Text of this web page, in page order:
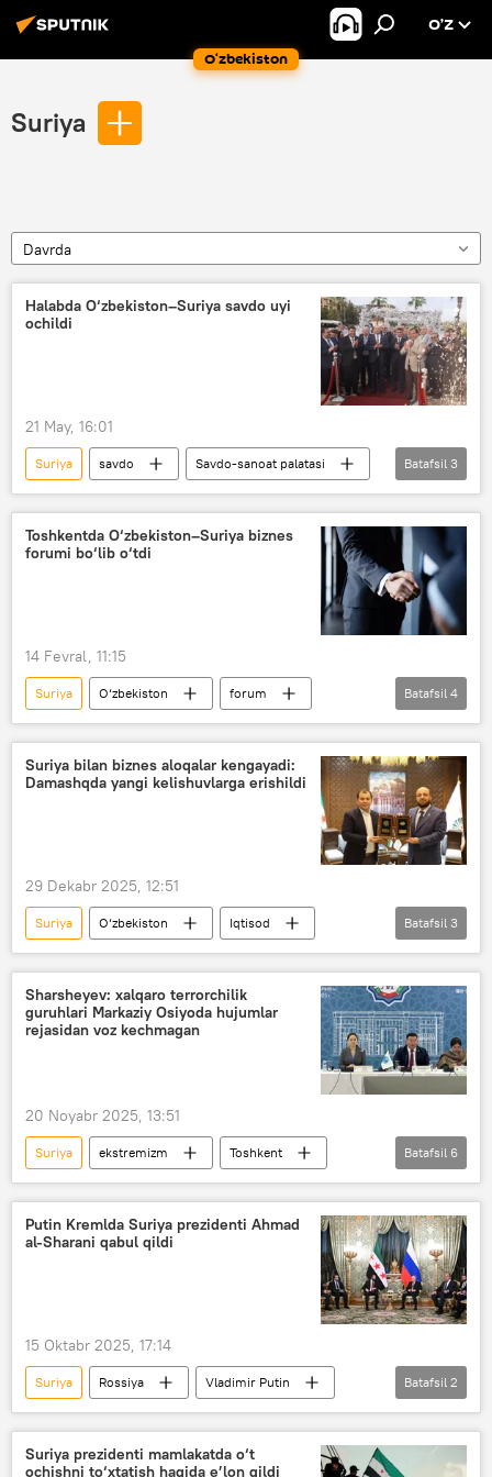
O‘zbekiston
O’Z
Suriya
Davrda
Halabda O‘zbekiston–Suriya savdo uyi
ochildi
21 May, 16:01
Suriya savdo
Savdo-sanoat palatasi
tadbirkor
Iqtisod O‘zbekiston
Batafsil 3
Toshkentda O‘zbekiston–Suriya biznes
forumi bo‘lib o‘tdi
14 Fevral, 11:15
Suriya O‘zbekiston
forum
Iqtisod
biznes
tadbirkor
Savdo-sanoat palatasi
Batafsil 4
Suriya bilan biznes aloqalar kengayadi:
Damashqda yangi kelishuvlarga erishildi
29 Dekabr 2025, 12:51
Suriya O‘zbekiston
Iqtisod
savdo
Savdo-sanoat palatasi
investitsiya
Batafsil 3
Sharsheyev: xalqaro terrorchilik
guruhlari Markaziy Osiyoda hujumlar
rejasidan voz kechmagan
20 Noyabr 2025, 13:51
Suriya ekstremizm
Toshkent
Shanxay hamkorlik tashkiloti (ShHT)
Afg‘oniston
xavfsizlik
xalqaro konferensiya
Batafsil 6
Putin Kremlda Suriya prezidenti Ahmad
al-Sharani qabul qildi
15 Oktabr 2025, 17:14
Suriya Rossiya
Vladimir Putin
Kreml
muzokaralar
Batafsil 2
Suriya prezidenti mamlakatda o‘t
ochishni to‘xtatish haqida e’lon qildi